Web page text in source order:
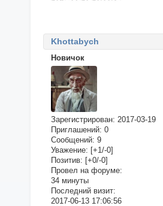
Khottabych
Новичок
Зарегистрирован: 2017-03-19
Приглашений: 0
Сообщений: 9
Уважение: [+1/-0]
Позитив: [+0/-0]
Провел на форуме:
34 минуты
Последний визит:
2017-06-13 17:06:56